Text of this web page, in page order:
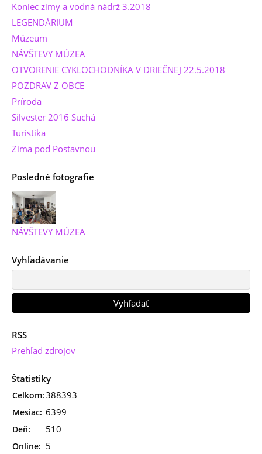
Koniec zimy a vodná nádrž 3.2018
LEGENDÁRIUM
Múzeum
NÁVŠTEVY MÚZEA
OTVORENIE CYKLOCHODNÍKA V DRIEČNEJ 22.5.2018
POZDRAV Z OBCE
Príroda
Silvester 2016 Suchá
Turistika
Zima pod Postavnou
Posledné fotografie
NÁVŠTEVY MÚZEA
Vyhľadávanie
RSS
Prehľad zdrojov
Štatistiky
Online: 5
Celkom:388393
Mesiac: 6399
Deň: 510